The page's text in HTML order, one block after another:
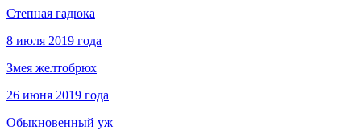
Степная гадюка
8 июля 2019 года
Змея желтобрюх
26 июня 2019 года
Обыкновенный уж